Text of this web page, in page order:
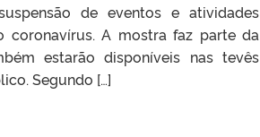
de eventos e atividades
coronavírus. A mostra faz parte da
estarão disponíveis nas tevês
Segundo […]